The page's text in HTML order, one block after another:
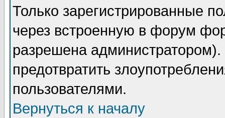
Только зарегистрированные
через встроенную в форум
разрешена
предотвратить
пользователями.
Вернуться к началу